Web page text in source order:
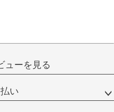
ューを見る
い